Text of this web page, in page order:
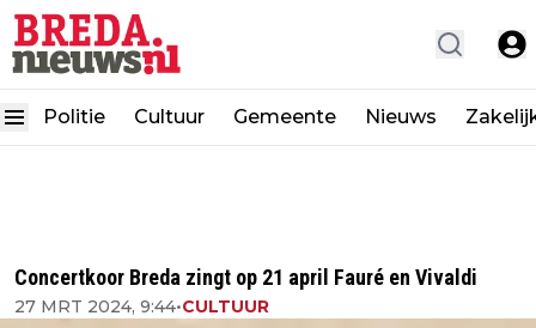
Politie Cultuur Gemeente Nieuws
Concertkoor Breda zingt op 21 april Fauré en Vivaldi
27 MRT 2024, 9:44•CULTUUR